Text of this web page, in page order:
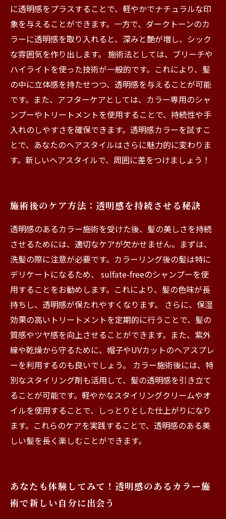
に透明感をプラスすることで、軽やかでナチュラルな印
象を与えることができます。一方で、ダークトーンのカ
ラーに透明感を取り入れると、深みと艶が増し、シック
な雰囲気を作り出します。 施術法としては、ブリーチや
ハイライトを使った技術が一般的です。これにより、髪
の中に立体感を持たせつつ、透明感を与えることが可能
です。また、アフターケアとしては、カラー専用のシャ
ンプーやトリートメントを使用することで、持続性や手
入れのしやすさを確保できます。透明感カラーを試すこ
とで、あなたのヘアスタイルはさらに魅力的に変わりま
す。新しいヘアスタイルで、周囲に差をつけましょう！
施術後のケア方法：透明感を持続させる秘訣
透明感のあるカラー施術を受けた後、髪の美しさを持続
させるためには、適切なケアが欠かせません。まずは、
洗髪の際に注意が必要です。カラーリング後の髪は特に
デリケートになるため、 sulfate-freeのシャンプーを使
用することをお勧めします。これにより、髪の色味が長
持ちし、透明感が保たれやすくなります。 さらに、保湿
効果の高いトリートメントを定期的に行うことで、髪の
質感やツヤ感を向上させることができます。また、紫外
線や乾燥から守るために、帽子やUVカットのヘアスプレ
ーを利用するのも良いでしょう。 カラー施術後には、特
別なスタイリング剤も活用して、髪の透明感を引き立て
ることが可能です。軽やかなスタイリングクリームやオ
イルを使用することで、しっとりとした仕上がりになり
ます。これらのケアを実践することで、透明感のある美
しい髪を長く楽しむことができます。
あなたも体験してみて！透明感のあるカラー施
術で新しい自分に出会う